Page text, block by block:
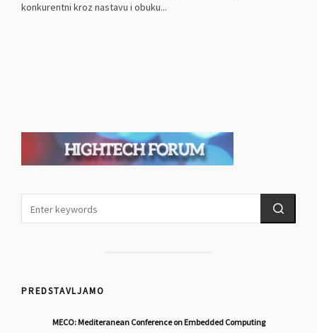
konkurentni kroz nastavu i obuku...
PREDSTAVLJAMO
MECO: Mediteranean Conference on Embedded Computing